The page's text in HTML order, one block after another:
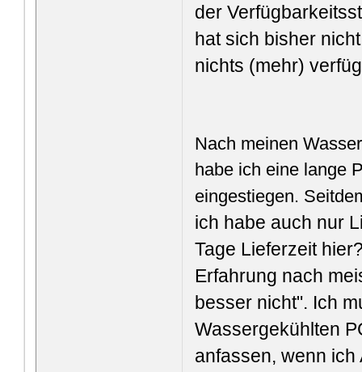
der
hat sich bisher
nichts (mehr)
Nach meinen
habe ich eine lange
eingestiegen.
ich habe auch nur
Tage Lieferzeit
Erfahrung nach
besser nicht". Ich
Wassergekühlten
anfassen, wenn